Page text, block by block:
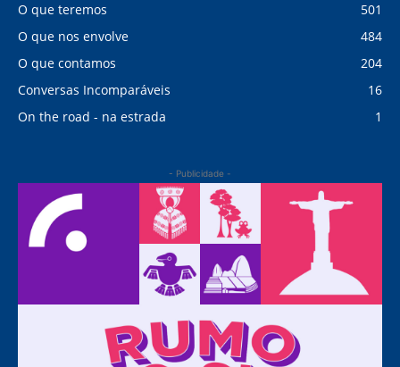
O que teremos
501
O que nos envolve
484
O que contamos
204
Conversas Incomparáveis
16
On the road - na estrada
1
- Publicidade -